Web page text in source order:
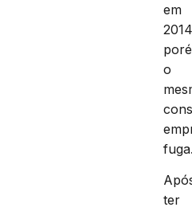
em
o
ter